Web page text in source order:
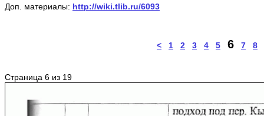
Доп. материалы: http://wiki.tlib.ru/6093
< 1 2 3 4 5 6 7 8
Страница 6 из 19